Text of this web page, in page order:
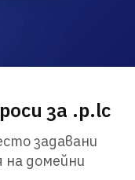
за .p.lc
задавани
на домейни